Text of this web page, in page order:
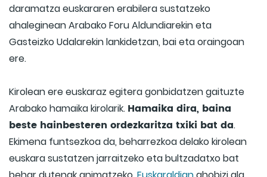
daramatza euskararen erabilera sustatzeko
ahaleginean Arabako Foru Aldundiarekin eta
Gasteizko Udalarekin lankidetzan, bai eta oraingoan
ere.
Kirolean ere euskaraz egitera gonbidatzen gaituzte
Arabako hamaika kirolarik. Hamaika dira, baina
beste hainbesteren ordezkaritza txiki bat da.
Ekimena funtsezkoa da, beharrezkoa delako kirolean
euskara sustatzen jarraitzeko eta bultzadatxo bat